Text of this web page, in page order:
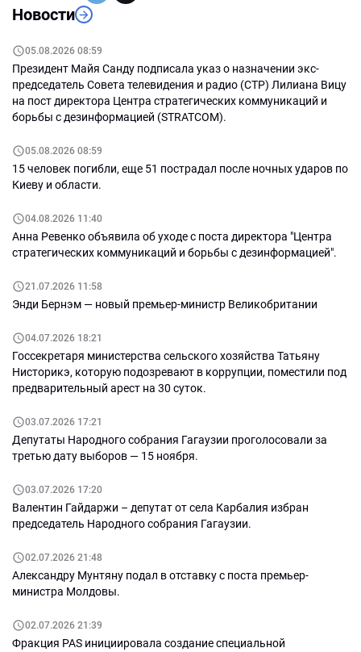
Новости
05.08.2026 08:59
Президент Майя Санду подписала указ о назначении экс-
председатель Совета телевидения и радио (СТР) Лилиана Вицу
на пост директора Центра стратегических коммуникаций и
борьбы с дезинформацией (STRATCOM).
05.08.2026 08:59
15 человек погибли, еще 51 пострадал после ночных ударов по
Киеву и области.
04.08.2026 11:40
Анна Ревенко объявила об уходе с поста директора "Центра
стратегических коммуникаций и борьбы с дезинформацией".
21.07.2026 11:58
Энди Бернэм — новый премьер-министр Великобритании
04.07.2026 18:21
Госсекретаря министерства сельского хозяйства Татьяну
Нисторикэ, которую подозревают в коррупции, поместили под
предварительный арест на 30 суток.
03.07.2026 17:21
Депутаты Народного собрания Гагаузии проголосовали за
третью дату выборов — 15 ноября.
03.07.2026 17:20
Валентин Гайдаржи – депутат от села Карбалия избран
председатель Народного собрания Гагаузии.
02.07.2026 21:48
Александру Мунтяну подал в отставку с поста премьер-
министра Молдовы.
02.07.2026 21:39
Фракция PAS инициировала создание специальной